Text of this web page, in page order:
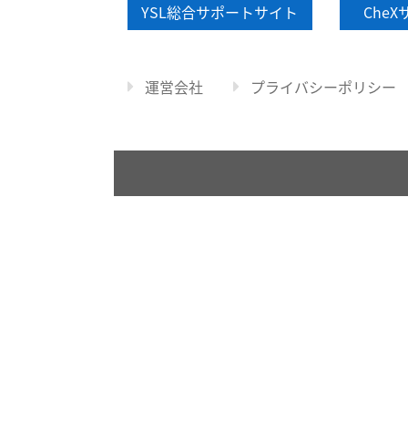
YSL総合サポートサイト CheX
運営会社 プライバシーポリシー